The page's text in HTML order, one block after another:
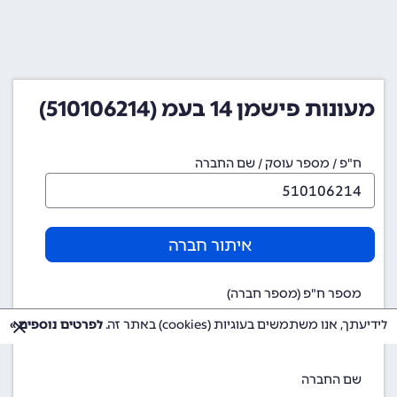
מעונות פישמן 14 בעמ (510106214)
ח"פ / מספר עוסק / שם החברה
איתור חברה
מספר ח"פ (מספר חברה)
510106214
שם החברה
לידיעתך, אנו משתמשים בעוגיות (cookies) באתר זה. לפרטים נוספים »